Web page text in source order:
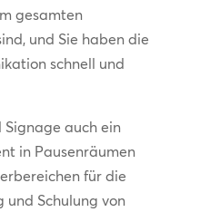
gesamten
und Sie haben die
schnell und
auch ein
in Pausenräumen
für die
und Schulung von